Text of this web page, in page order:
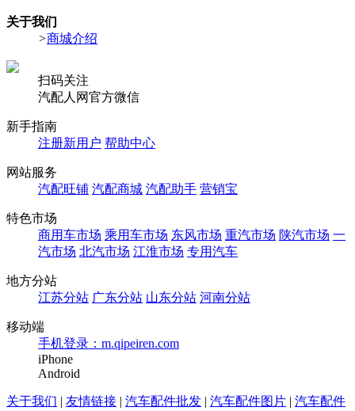
关于我们
>商城介绍
扫码关注
汽配人网官方微信
新手指南
注册新用户 帮助中心
网站服务
汽配旺铺 汽配商城 汽配助手 营销宝
特色市场
商用车市场 乘用车市场 东风市场 重汽市场 陕汽市场 一
汽市场 北汽市场 江淮市场 专用汽车
地方分站
江苏分站 广东分站 山东分站 河南分站
移动端
手机登录：m.qipeiren.com
iPhone
Android
关于我们 | 友情链接 | 汽车配件批发 | 汽车配件图片 | 汽车配件